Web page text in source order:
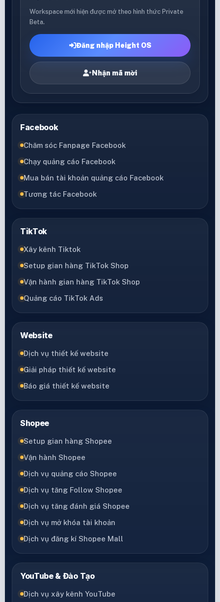
Workspace mới hiện được mở theo hình thức Private
Beta.
Đăng nhập Height OS
Nhận mã mời
Facebook
Chăm sóc Fanpage Facebook
Chạy quảng cáo Facebook
Mua bán tài khoản quảng cáo Facebook
Tương tác Facebook
TikTok
Xây kênh Tiktok
Setup gian hàng TikTok Shop
Vận hành gian hàng TikTok Shop
Quảng cáo TikTok Ads
Website
Dịch vụ thiết kế website
Giải pháp thiết kế website
Báo giá thiết kế website
Shopee
Setup gian hàng Shopee
Vận hành Shopee
Dịch vụ quảng cáo Shopee
Dịch vụ tăng Follow Shopee
Dịch vụ tăng đánh giá Shopee
Dịch vụ mở khóa tài khoản
Dịch vụ đăng kí Shopee Mall
YouTube & Đào Tạo
Dịch vụ xây kênh YouTube